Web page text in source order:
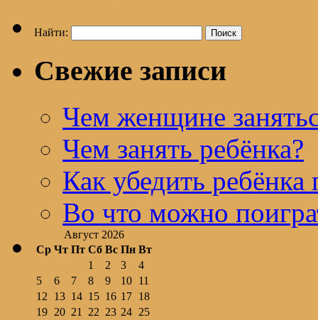
Найти:
Свежие записи
Чем женщине
Чем занять ребёнка?
Как убедить ребёнка
Во что можно
Август 2026
Ср Чт Пт Сб Вс Пн Вт
1 2 3
4
5
6 7 8 9 10 11
12
13 14 15 16 17 18
19 20 21 22 23 24 25